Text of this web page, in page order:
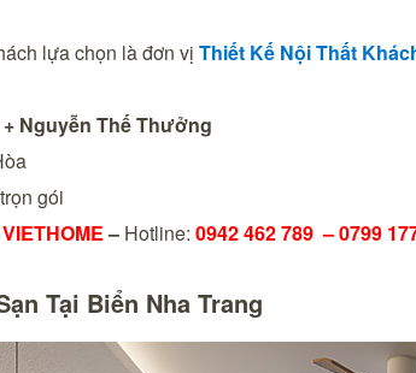
lựa chọn là đơn vị Thiết Kế Nội Thất
Nguyễn Thế Thưởng
gói
– Hotline: 0942 462 789 –0799
Tại Biển Nha Trang